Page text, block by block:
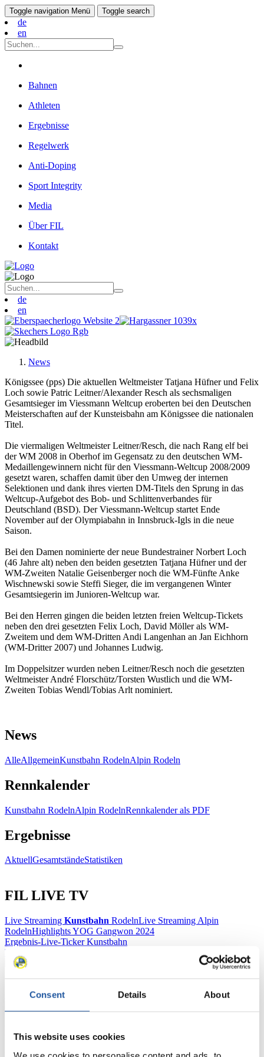
Consent Details About
This website uses cookies
Toggle navigation Menü Toggle search
de
en
Bahnen
Athleten
Ergebnisse
Regelwerk
Anti-Doping
Sport Integrity
Media
Über FIL
Kontakt
de
en
News
Königssee (pps) Die aktuellen Weltmeister Tatjana Hüfner und Felix
Loch sowie Patric Leitner/Alexander Resch als sechsmaligen
Gesamtsieger im Viessmann Weltcup eroberten bei den Deutschen
Meisterschaften auf der Kunsteisbahn am Königssee die nationalen
Titel.
Die viermaligen Weltmeister Leitner/Resch, die nach Rang elf bei
der WM 2008 in Oberhof im Gegensatz zu den deutschen WM-
Medaillengewinnern nicht für den Viessmann-Weltcup 2008/2009
gesetzt waren, schaffen damit über den Umweg der internen
Selektionen und dank ihres vierten DM-Titels den Sprung in das
Weltcup-Aufgebot des Bob- und Schlittenverbandes für
Deutschland (BSD). Der Viessmann-Weltcup startet Ende
November auf der Olympiabahn in Innsbruck-Igls in die neue
Saison.
Bei den Damen nominierte der neue Bundestrainer Norbert Loch
(46 Jahre alt) neben den beiden gesetzten Tatjana Hüfner und der
WM-Zweiten Natalie Geisenberger noch die WM-Fünfte Anke
Wischnewski sowie Steffi Sieger, die im vergangenen Winter
Gesamtsiegerin im Junioren-Weltcup war.
Bei den Herren gingen die beiden letzten freien Weltcup-Tickets
neben den drei gesetzten Felix Loch, David Möller als WM-
Zweitem und dem WM-Dritten Andi Langenhan an Jan Eichhorn
(WM-Dritter 2007) und Johannes Ludwig.
Im Doppelsitzer wurden neben Leitner/Resch noch die gesetzten
Weltmeister André Florschütz/Torsten Wustlich und die WM-
Zweiten Tobias Wendl/Tobias Arlt nominiert.
News
AlleAllgemeinKunstbahn RodelnAlpin Rodeln
Rennkalender
Kunstbahn RodelnAlpin RodelnRennkalender als PDF
Ergebnisse
AktuellGesamtständeStatistiken
FIL LIVE TV
Live Streaming Kunstbahn RodelnLive Streaming Alpin
RodelnHighlights YOG Gangwon 2024
Ergebnis-Live-Ticker Kunstbahn
Tippspiel
Zielgruppen Anzeigen
Für Presse- und Medienvertreter